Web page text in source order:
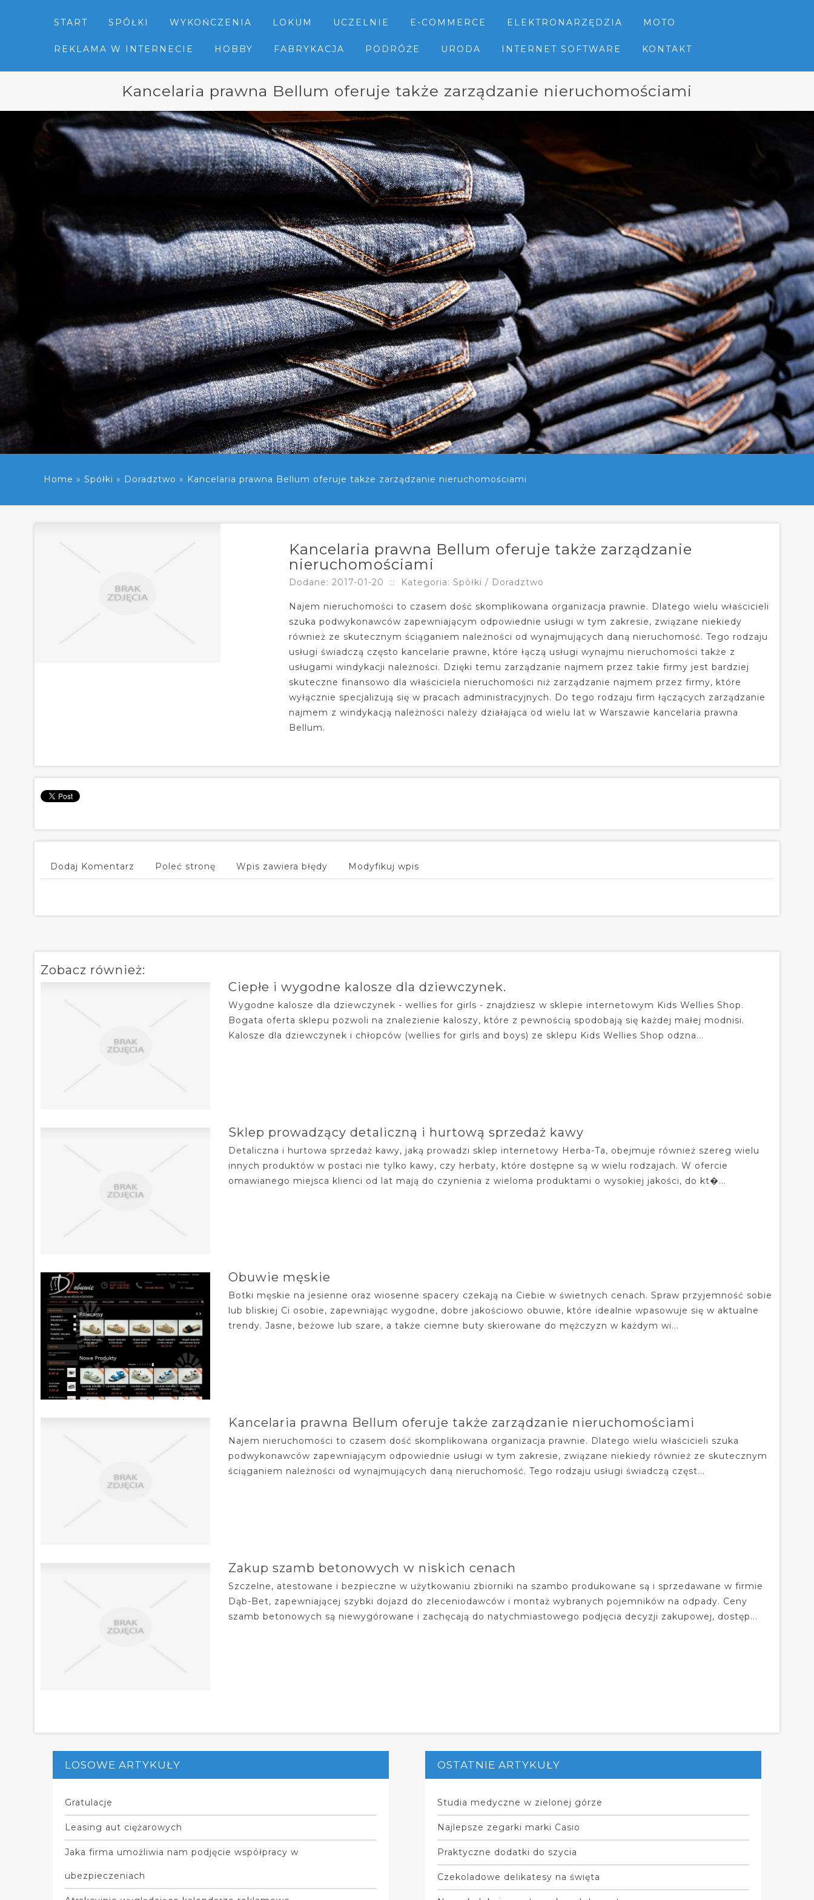
START SPÓŁKI WYKOŃCZENIA LOKUM UCZELNIE E-COMMERCE ELEKTRONARZĘDZIA MOTO
REKLAMA W INTERNECIE HOBBY FABRYKACJA PODRÓŻE URODA INTERNET SOFTWARE KONTAKT
Kancelaria prawna Bellum oferuje także zarządzanie nieruchomościami
Home » Spółki » Doradztwo » Kancelaria prawna Bellum oferuje także zarządzanie nieruchomościami
Kancelaria prawna Bellum oferuje także zarządzanie
nieruchomościami
Dodane: 2017-01-20 :: Kategoria: Spółki / Doradztwo
Najem nieruchomości to czasem dość skomplikowana organizacja prawnie. Dlatego wielu właścicieli
szuka podwykonawców zapewniającym odpowiednie usługi w tym zakresie, związane niekiedy
również ze skutecznym ściąganiem należności od wynajmujących daną nieruchomość. Tego rodzaju
usługi świadczą często kancelarie prawne, które łączą usługi wynajmu nieruchomości także z
usługami windykacji należności. Dzięki temu zarządzanie najmem przez takie firmy jest bardziej
skuteczne finansowo dla właściciela nieruchomości niż zarządzanie najmem przez firmy, które
wyłącznie specjalizują się w pracach administracyjnych. Do tego rodzaju firm łączących zarządzanie
najmem z windykacją należności należy działająca od wielu lat w Warszawie kancelaria prawna
Bellum.
Dodaj Komentarz Poleć stronę Wpis zawiera błędy Modyfikuj wpis
Zobacz również:
Ciepłe i wygodne kalosze dla dziewczynek.
Wygodne kalosze dla dziewczynek - wellies for girls - znajdziesz w sklepie internetowym Kids Wellies Shop.
Bogata oferta sklepu pozwoli na znalezienie kaloszy, które z pewnością spodobają się każdej małej modnisi.
Kalosze dla dziewczynek i chłopców (wellies for girls and boys) ze sklepu Kids Wellies Shop odzna...
Sklep prowadzący detaliczną i hurtową sprzedaż kawy
Detaliczna i hurtowa sprzedaż kawy, jaką prowadzi sklep internetowy Herba-Ta, obejmuje również szereg wielu
innych produktów w postaci nie tylko kawy, czy herbaty, które dostępne są w wielu rodzajach. W ofercie
omawianego miejsca klienci od lat mają do czynienia z wieloma produktami o wysokiej jakości, do kt�...
Obuwie męskie
Botki męskie na jesienne oraz wiosenne spacery czekają na Ciebie w świetnych cenach. Spraw przyjemność sobie
lub bliskiej Ci osobie, zapewniając wygodne, dobre jakościowo obuwie, które idealnie wpasowuje się w aktualne
trendy. Jasne, beżowe lub szare, a także ciemne buty skierowane do mężczyzn w każdym wi...
Kancelaria prawna Bellum oferuje także zarządzanie nieruchomościami
Najem nieruchomości to czasem dość skomplikowana organizacja prawnie. Dlatego wielu właścicieli szuka
podwykonawców zapewniającym odpowiednie usługi w tym zakresie, związane niekiedy również ze skutecznym
ściąganiem należności od wynajmujących daną nieruchomość. Tego rodzaju usługi świadczą częst...
Zakup szamb betonowych w niskich cenach
Szczelne, atestowane i bezpieczne w użytkowaniu zbiorniki na szambo produkowane są i sprzedawane w firmie
Dąb-Bet, zapewniającej szybki dojazd do zleceniodawców i montaż wybranych pojemników na odpady. Ceny
szamb betonowych są niewygórowane i zachęcają do natychmiastowego podjęcia decyzji zakupowej, dostęp...
LOSOWE ARTYKUŁY
Gratulacje
Leasing aut ciężarowych
Jaka firma umożliwia nam podjęcie współpracy w
ubezpieczeniach
OSTATNIE ARTYKUŁY
Studia medyczne w zielonej górze
Najlepsze zegarki marki Casio
Praktyczne dodatki do szycia
Czekoladowe delikatesy na święta